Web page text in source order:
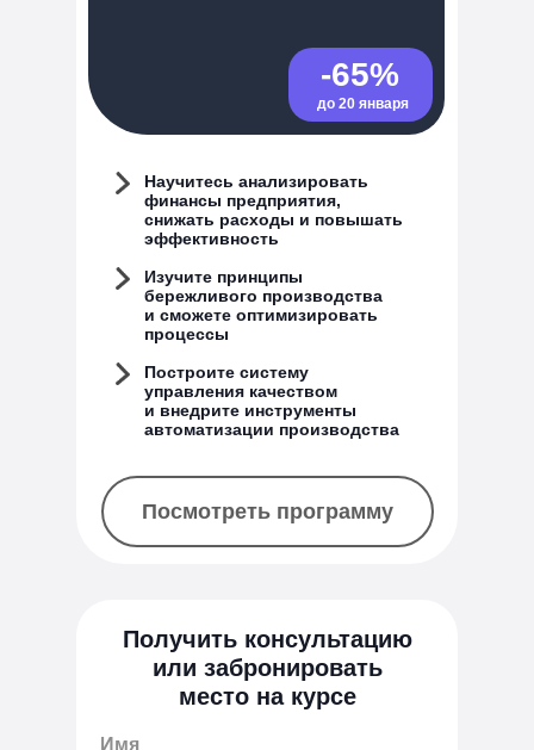
Научитесь анализировать
финансы предприятия,
снижать расходы и повышать
эффективность
Построите систему
управления качеством
и внедрите инструменты
автоматизации производства
Изучите принципы
бережливого производства
и сможете оптимизировать
процессы
Посмотреть программу
Получить консультацию
или забронировать
место на курсе
-65%
до 20 января